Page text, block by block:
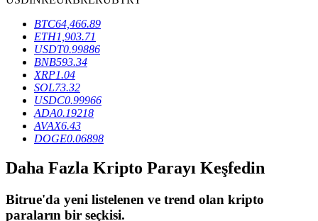
Krediler
Kripto destekli borçlanma hizmeti
BTC64,466.89
ETH1,903.71
USDT0.99886
BNB593.34
XRP1.04
SOL73.32
USDC0.99966
ADA0.19218
AVAX6.43
DOGE0.06898
Daha Fazla Kripto Parayı Keşfedin
Bitrue'da yeni listelenen ve trend olan kripto
paraların bir seçkisi.